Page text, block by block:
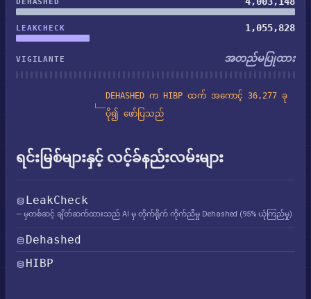
LEAKCHECK 1,055,828
VIGILANTE အတည်မပြုထား
DEHASHED က HIBP ထက် အကောင့် 36,277 ခု
ပို၍ ဖော်ပြသည်
ရင်းမြစ်များနှင့် လင့်ခ်နည်းလမ်းများ
LeakCheck
— မှတစ်ဆင့် ချိတ်ဆက်ထားသည် AI မှ တိုက်ရိုက် ကိုက်ညီမှု Dehashed (95% ယုံကြည်မှု)
Dehashed
HIBP